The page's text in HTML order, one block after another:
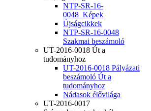
NTP-SR-16-
0048_Képek
Újságcikkek
NTP-SR-16-0048
Szakmai beszámoló
UT-2016-0018 Út a
tudományhoz
UT-2016-0018 Pályázati
beszámoló Út a
tudományhoz
Nádasok élővilága
UT-2016-0017